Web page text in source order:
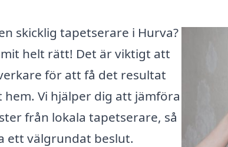
skicklig tapetserare i Hurva?
helt rätt! Det är viktigt att
för att få det resultat
Vi hjälper dig att jämföra
från lokala tapetserare, så
ett välgrundat beslut.